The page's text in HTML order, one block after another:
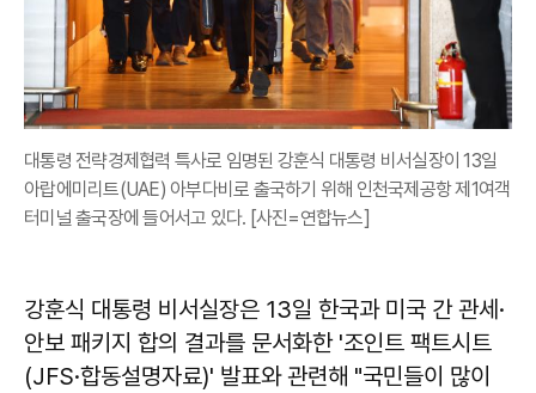
대통령 전략경제협력 특사로 임명된 강훈식 대통령 비서실장이 13일
아랍에미리트(UAE) 아부다비로 출국하기 위해 인천국제공항 제1여객
터미널 출국장에 들어서고 있다. [사진=연합뉴스]
강훈식 대통령 비서실장은 13일 한국과 미국 간 관세·
안보 패키지 합의 결과를 문서화한 '조인트 팩트시트
(JFS·합동설명자료)' 발표와 관련해 "국민들이 많이